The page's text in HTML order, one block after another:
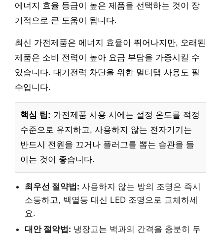
에너지 효율 등급이 높은 제품을 선택하는 것이 장
기적으로 큰 도움이 됩니다.
최신 가전제품은 에너지 효율이 뛰어나지만, 오래된
제품은 소비 전력이 높아 요금 부담을 가중시킬 수
있습니다. 대기전력 차단을 위한 멀티탭 사용도 필
수입니다.
핵심 팁: 가전제품 사용 시에는 설정 온도를 적정
수준으로 유지하고, 사용하지 않는 전자기기는
반드시 전원을 끄거나 플러그를 뽑는 습관을 들
이는 것이 좋습니다.
최우선 절약법: 사용하지 않는 방의 조명은 즉시
소등하고, 백열등 대신 LED 조명으로 교체하세
요.
대안 절약법: 냉장고는 벽과의 간격을 충분히 두